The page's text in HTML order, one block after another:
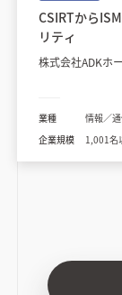
CSIRTから
リティ
株式会社ADKホ
業種
情報／
企業規模
1,001名